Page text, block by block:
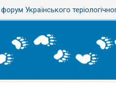
форум Українського